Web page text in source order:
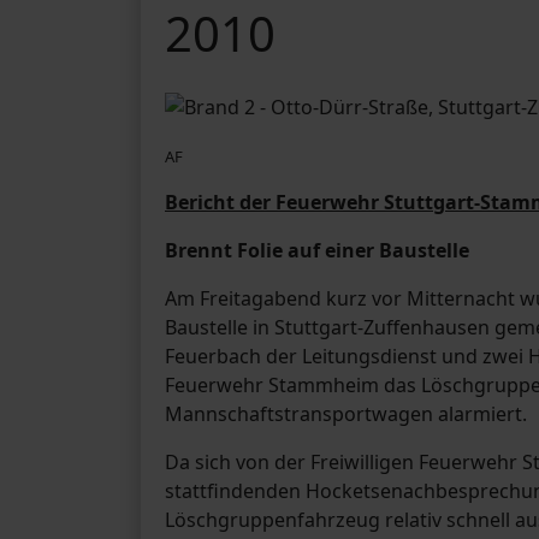
2010
AF
Bericht der Feuerwehr Stuttgart-
Brennt Folie auf einer Baustelle
Am Freitagabend kurz vor Mitternacht
Baustelle in Stuttgart-Zuffenhausen
Feuerbach der Leitungsdienst und zwei
Feuerwehr Stammheim das
Mannschaftstransportwagen alarmiert.
Da sich von der Freiwilligen Feuerwehr
stattfindenden
Löschgruppenfahrzeug relativ schnell